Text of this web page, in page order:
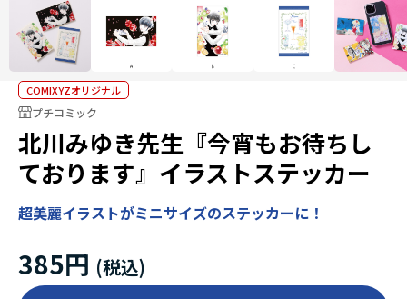
COMIXYZオリジナル
プチコミック
北川みゆき先生『今宵もお待ちし
ております』イラストステッカー
超美麗イラストがミニサイズのステッカーに！
385円